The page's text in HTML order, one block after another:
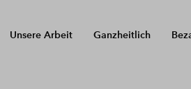
Unsere Arbeit Ganzheitlich